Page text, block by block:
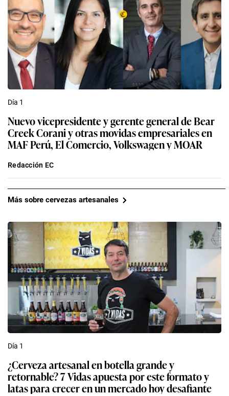
Día 1
Nuevo vicepresidente y gerente general de Bear
Creek Corani y otras movidas empresariales en
MAF Perú, El Comercio, Volkswagen y MOAR
Redacción EC
Más sobre cervezas artesanales
Día 1
¿Cerveza artesanal en botella grande y
retornable? 7 Vidas apuesta por este formato y
latas para crecer en un mercado hoy desafiante